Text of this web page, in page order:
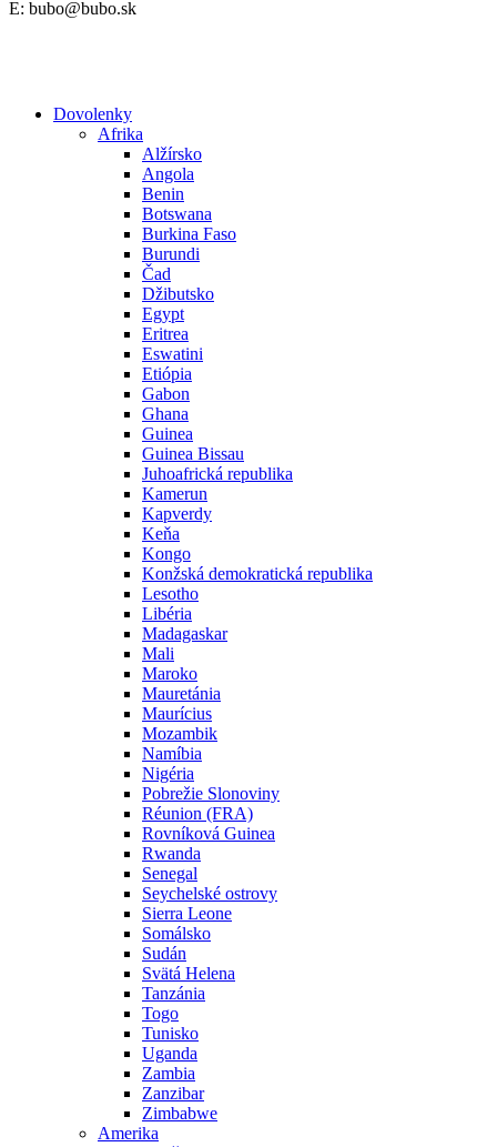
E: bubo@bubo.sk
Dovolenky
Afrika
Alžírsko
Angola
Benin
Botswana
Burkina Faso
Burundi
Čad
Džibutsko
Egypt
Eritrea
Eswatini
Etiópia
Gabon
Ghana
Guinea
Guinea Bissau
Juhoafrická republika
Kamerun
Kapverdy
Keňa
Kongo
Konžská demokratická republika
Lesotho
Libéria
Madagaskar
Mali
Maroko
Mauretánia
Maurícius
Mozambik
Namíbia
Nigéria
Pobrežie Slonoviny
Réunion (FRA)
Rovníková Guinea
Rwanda
Senegal
Seychelské ostrovy
Sierra Leone
Somálsko
Sudán
Svätá Helena
Tanzánia
Togo
Tunisko
Uganda
Zambia
Zanzibar
Zimbabwe
Amerika